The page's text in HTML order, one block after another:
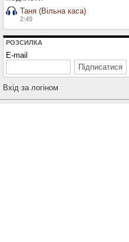
Таня (Вільна каса)
2:49
РОЗСИЛКА
E-mail
Вхiд за логiном